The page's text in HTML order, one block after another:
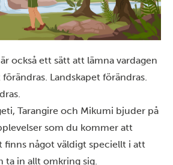
är också ett sätt att lämna vardagen
Landskapet förändras.
, Tarangire och Mikumi bjuder på
som du kommer att
finns något väldigt speciellt i att
ta in allt omkring sig.